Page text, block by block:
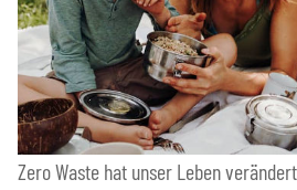
Zero Waste hat unser Leben